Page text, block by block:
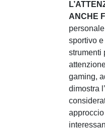
ANCHE
sportivo
strumenti
gaming,
dimostra